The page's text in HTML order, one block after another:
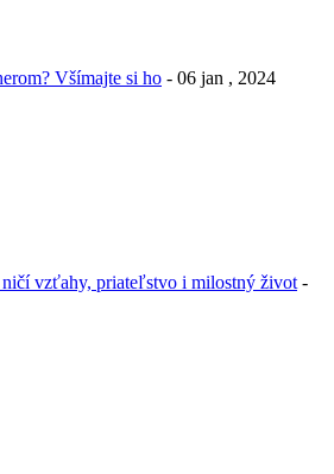
Všímajte si ho - 06 jan , 2024
ničí vzťahy, priateľstvo i milostný život -